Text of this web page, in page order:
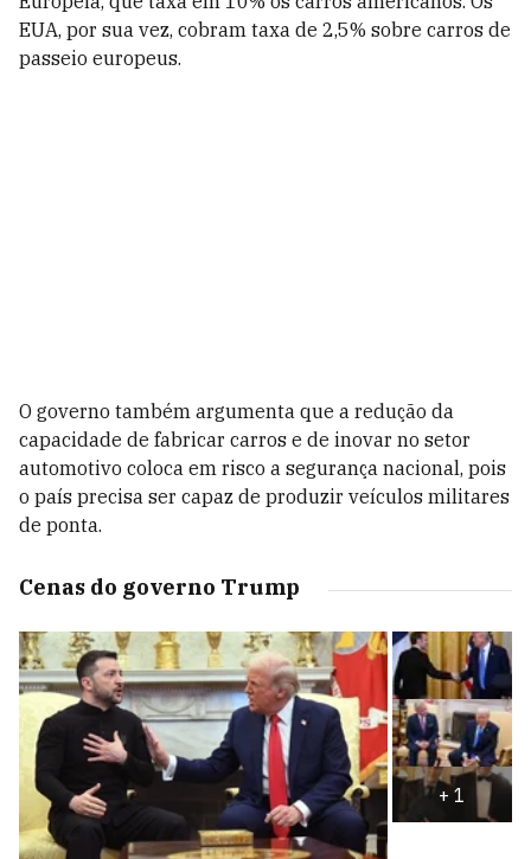
EUA, por sua vez, cobram taxa de 2,5% sobre carros de
passeio europeus.
O governo também argumenta que a redução da
capacidade de fabricar carros e de inovar no setor
automotivo coloca em risco a segurança nacional, pois
o país precisa ser capaz de produzir veículos militares
de ponta.
Cenas do governo Trump
+ 1